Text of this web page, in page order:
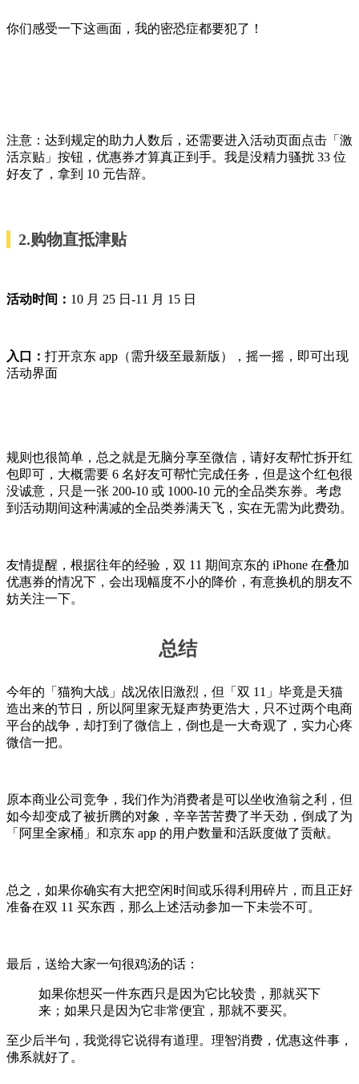
你们感受一下这画面，我的密恐症都要犯了！
注意：达到规定的助力人数后，还需要进入活动页面点击「激
活京贴」按钮，优惠券才算真正到手。我是没精力骚扰 33 位
好友了，拿到 10 元告辞。
2.购物直抵津贴
活动时间： 10 月 25 日-11 月 15 日
入口： 打开京东 app（需升级至最新版），摇一摇，即可出现
活动界面
规则也很简单，总之就是无脑分享至微信，请好友帮忙拆开红
包即可，大概需要 6 名好友可帮忙完成任务，但是这个红包很
没诚意，只是一张 200-10 或 1000-10 元的全品类东券。考虑
到活动期间这种满减的全品类券满天飞，实在无需为此费劲。
友情提醒，根据往年的经验，双 11 期间京东的 iPhone 在叠加
优惠券的情况下，会出现幅度不小的降价，有意换机的朋友不
妨关注一下。
总结
今年的「猫狗大战」战况依旧激烈，但「双 11」毕竟是天猫
造出来的节日，所以阿里家无疑声势更浩大，只不过两个电商
平台的战争，却打到了微信上，倒也是一大奇观了，实力心疼
微信一把。
原本商业公司竞争，我们作为消费者是可以坐收渔翁之利，但
如今却变成了被折腾的对象，辛辛苦苦费了半天劲，倒成了为
「阿里全家桶」和京东 app 的用户数量和活跃度做了贡献。
总之，如果你确实有大把空闲时间或乐得利用碎片，而且正好
准备在双 11 买东西，那么上述活动参加一下未尝不可。
最后，送给大家一句很鸡汤的话：
如果你想买一件东西只是因为它比较贵，那就买下
来；如果只是因为它非常便宜，那就不要买。
至少后半句，我觉得它说得有道理。理智消费，优惠这件事，
佛系就好了。